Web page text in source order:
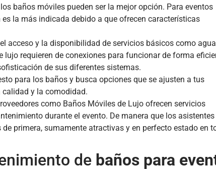
baños móviles pueden ser la mejor opción. Para eventos
la más indicada debido a que ofrecen características
acceso y la disponibilidad de servicios básicos como
lujo requieren de conexiones para funcionar de forma
de sus diferentes sistemas.
para los baños y busca opciones que se ajusten a tus
calidad y la comodidad.
como Baños Móviles de Lujo ofrecen servicios
durante el evento. De manera que los asistentes
primera, sumamente atractivas y en perfecto estado en
de baños para